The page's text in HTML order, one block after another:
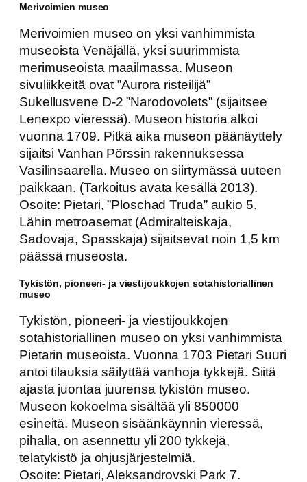
Merivoimien museo
Merivoimien museo on yksi vanhimmista
museoista Venäjällä, yksi suurimmista
merimuseoista maailmassa. Museon
sivuliikkeitä ovat ”Aurora risteilijä”
Sukellusvene D-2 ”Narodovolets” (sijaitsee
Lenexpo vieressä). Museon historia alkoi
vuonna 1709. Pitkä aika museon päänäyttely
sijaitsi Vanhan Pörssin rakennuksessa
Vasilinsaarella. Museo on siirtymässä uuteen
paikkaan. (Tarkoitus avata kesällä 2013).
Osoite: Pietari, ”Ploschad Truda” aukio 5.
Lähin metroasemat (Admiralteiskaja,
Sadovaja, Spasskaja) sijaitsevat noin 1,5 km
päässä museosta.
Tykistön, pioneeri- ja viestijoukkojen sotahistoriallinen
museo
Tykistön, pioneeri- ja viestijoukkojen
sotahistoriallinen museo on yksi vanhimmista
Pietarin museoista. Vuonna 1703 Pietari Suuri
antoi tilauksia säilyttää vanhoja tykkejä. Siitä
ajasta juontaa juurensa tykistön museo.
Museon kokoelma sisältää yli 850000
esineitä. Museon sisäänkäynnin vieressä,
pihalla, on asennettu yli 200 tykkejä,
telatykistö ja ohjusjärjestelmiä.
Osoite: Pietari, Aleksandrovski Park 7.